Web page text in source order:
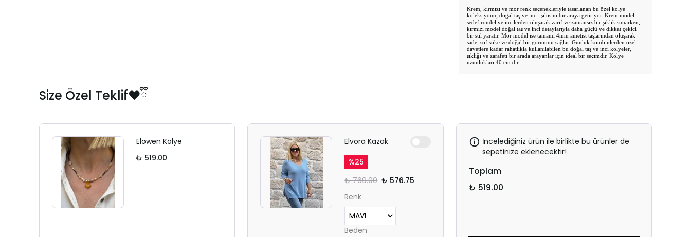
Krem, kırmızı ve mor renk seçenekleriyle tasarlanan bu özel kolye
koleksiyonu; doğal taş ve inci ışıltısını bir araya getiriyor. Krem model
sedef rondel ve incilerden oluşarak zarif ve zamansız bir şıklık sunarken,
kırmızı model doğal taş ve inci detaylarıyla daha güçlü ve dikkat çekici
bir stil yaratır. Mor model ise tamamı 4mm ametist taşlarından oluşarak
sade, sofistike ve doğal bir görünüm sağlar. Günlük kombinlerden özel
davetlere kadar rahatlıkla kullanılabilen bu doğal taş ve inci kolyeler,
şıklığı ve zarafeti bir arada arayanlar için ideal bir seçimdir. Kolye
uzunlukları 40 cm dir.
Size Özel Teklif❤️ྀི
Elowen Kolye
₺ 519.00
Elvora Kazak
%25
₺ 769.00 ₺ 576.75
Renk
Beden
İncelediğiniz ürün ile birlikte bu ürünler de
sepetinize eklenecektir!
Toplam
₺ 519.00